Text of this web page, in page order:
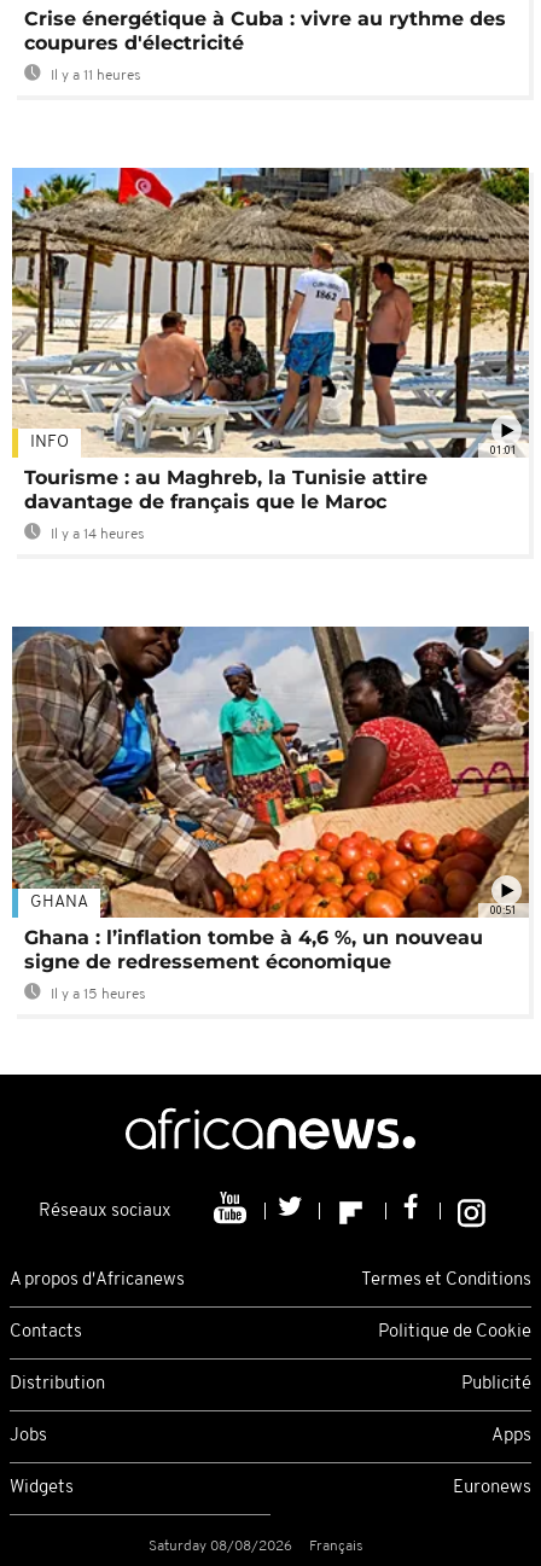
Crise énergétique à Cuba : vivre au rythme des
coupures d'électricité
Il y a 11 heures
01:01
INFO
Tourisme : au Maghreb, la Tunisie attire
davantage de français que le Maroc
Il y a 14 heures
00:51
GHANA
Ghana : l’inflation tombe à 4,6 %, un nouveau
signe de redressement économique
Il y a 15 heures
Réseaux sociaux
A propos d'Africanews Termes et Conditions
Contacts Politique de Cookie
Distribution Publicité
Jobs Apps
Widgets Euronews
Saturday 08/08/2026